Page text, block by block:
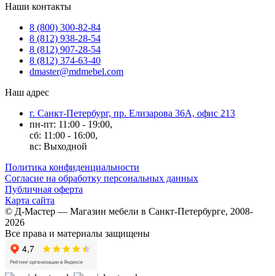
Наши контакты
8 (800) 300-82-84
8 (812) 938-28-54
8 (812) 907-28-54
8 (812) 374-63-40
dmaster@mdmebel.com
Наш адрес
г. Санкт-Петербург, пр. Елизарова 36А, офис 213
пн-пт: 11:00 - 19:00,
сб: 11:00 - 16:00,
вс: Выходной
Политика конфиденциальности
Согласие на обработку персональных данных
Публичная оферта
Карта сайта
© Д-Мастер — Магазин мебели в Санкт-Петербурге, 2008-
2026
Все права и материалы защищены